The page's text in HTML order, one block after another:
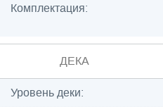
Комплектация:
ДЕКА
Уровень деки: